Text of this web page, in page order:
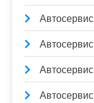
Автосервис
Автосервис
Автосервис
Автосервис